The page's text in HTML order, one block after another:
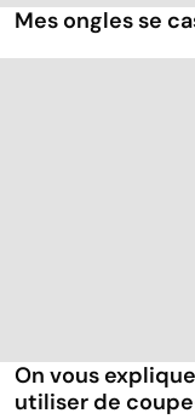
Mes ongles se
On vous
utiliser de